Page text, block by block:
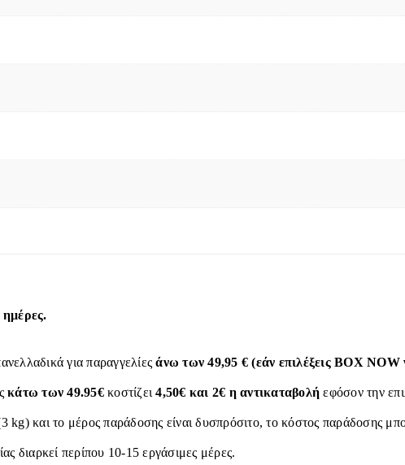
για παραγγελίεςάνω των 49,95 € (εάν επιλέξεις BOX NOW
κάτω των 49.95€κοστίζει4,50€ και 2€ η αντικαταβολή εφόσον την
kg) και το μέρος παράδοσης είναι δυσπρόσιτο, το κόστος παράδοσης
διαρκεί περίπου 10-15 εργάσιμες μέρες.